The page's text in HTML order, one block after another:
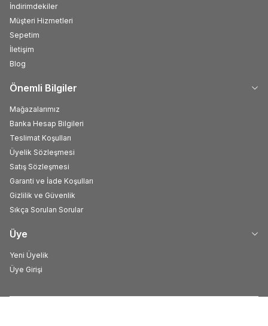
İndirimdekiler
Müşteri Hizmetleri
Sepetim
İletişim
Blog
Önemli Bilgiler
Mağazalarımız
Banka Hesap Bilgileri
Teslimat Koşulları
Üyelik Sözleşmesi
Satış Sözleşmesi
Garanti ve İade Koşulları
Gizlilik ve Güvenlik
Sıkça Sorulan Sorular
Üye
Yeni Üyelik
Üye Girişi